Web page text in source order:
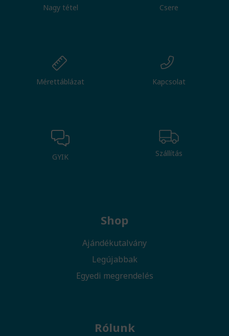
Nagy tétel Csere
Mérettáblázat Kapcsolat
GYIK Szállítás
Shop
Ajándékutalvány
Legújabbak
Egyedi megrendelés
Rólunk